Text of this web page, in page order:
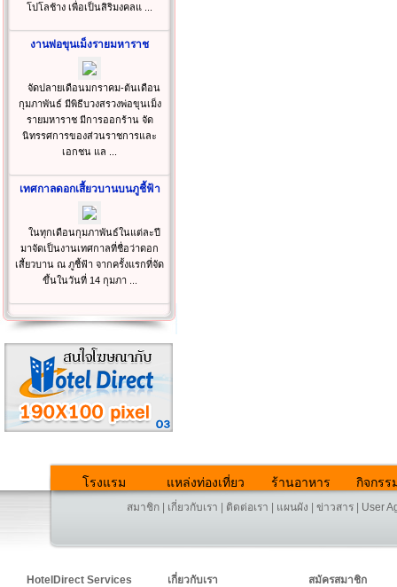
โปโลช้าง เพื่อเป็นสิริมงคลแ ...
งานพ่อขุนเม็งรายมหาราช
จัดปลายเดือนมกราคม-ต้นเดือน
กุมภาพันธ์ มีพิธีบวงสรวงพ่อขุนเม็ง
รายมหาราช มีการออกร้าน จัด
นิทรรศการของส่วนราชการและ
เอกชน แล ...
เทศกาลดอกเสี้ยวบานบนภูชี้ฟ้า
ในทุกเดือนกุมภาพันธ์ในแต่ละปี
มาจัดเป็นงานเทศกาลที่ชื่อว่าดอก
เสี้ยวบาน ณ ภูชี้ฟ้า จากครั้งแรกที่จัด
ขึ้นในวันที่ 14 กุมภา ...
โรงแรม แหล่งท่องเที่ยว ร้านอาหาร กิจกรร
สมาชิก เกี่ยวกับเรา ติดต่อเรา แผนผัง ข่าวสาร User
HotelDirect Services
เกี่ยวกับเรา
สมัครสมาชิก